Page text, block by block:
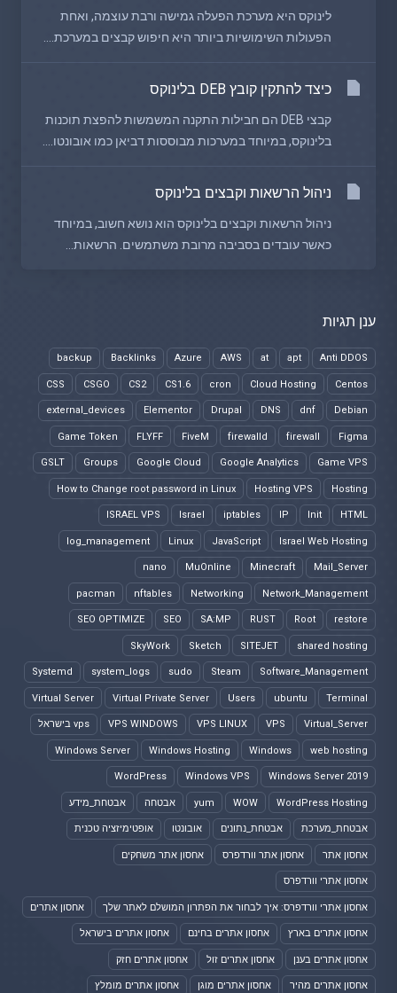
ענן תגיות
Anti DDOS
apt
at
AWS
Azure
Backlinks
backup
Centos
Cloud Hosting
cron
CS1.6
CS2
CSGO
CSS
Debian
dnf
DNS
Drupal
Elementor
external_devices
Figma
firewall
firewalld
FiveM
FLYFF
Game Token
Game VPS
Google Analytics
Google Cloud
Groups
GSLT
Hosting
Hosting VPS
How to Change root password in Linux
HTML
Init
IP
iptables
Israel
ISRAEL VPS
Israel Web Hosting
JavaScript
Linux
log_management
Mail_Server
Minecraft
MuOnline
nano
Network_Management
Networking
nftables
pacman
restore
Root
RUST
SA:MP
SEO
SEO OPTIMIZE
shared hosting
SITEJET
Sketch
SkyWork
Software_Management
Steam
sudo
system_logs
Systemd
Terminal
ubuntu
Users
Virtual Private Server
Virtual Server
Virtual_Server
VPS
VPS LINUX
VPS WINDOWS vps בישראל
web hosting
Windows
Windows Hosting
Windows Server
Windows Server 2019
Windows VPS
WordPress
WordPress Hosting
WOW
yum אבטחה אבטחת_מידע
אבטחת_מערכת אבטחת_נתונים אובונטו אופטימיזציה טכנית
אחסון אתר אחסון אתר וורדפרס אחסון אתר משחקים
אחסון אתרי וורדפרס
אחסון אתרי וורדפרס: איך לבחור את הפתרון המושלם לאתר שלך אחסון אתרים
אחסון אתרים בארץ אחסון אתרים בחינם אחסון אתרים בישראל
אחסון אתרים בענן אחסון אתרים זול אחסון אתרים חזק
אחסון אתרים מהיר אחסון אתרים מוגן אחסון אתרים מומלץ
לינוקס היא מערכת הפעלה גמישה ורבת עוצמה, ואחת
הפעולות השימושיות ביותר היא חיפוש קבצים במערכת....
כיצד להתקין קובץ DEB בלינוקס
קבצי DEB הם חבילות התקנה המשמשות להפצת תוכנות
בלינוקס, במיוחד במערכות מבוססות דביאן כמו אובונטו....
ניהול הרשאות וקבצים בלינוקס
ניהול הרשאות וקבצים בלינוקס הוא נושא חשוב, במיוחד
כאשר עובדים בסביבה מרובת משתמשים. הרשאות...